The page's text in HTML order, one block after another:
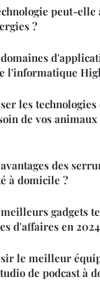
peut-elle
?
l'informatique
les technologies
de vos animaux
des
à domicile ?
gadgets
d'affaires en
le meilleur
de podcast à